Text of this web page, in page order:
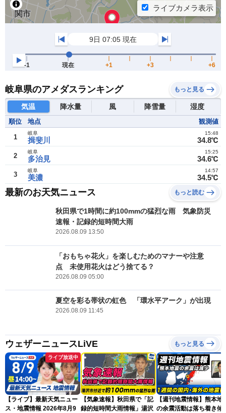
岐阜県のアメダスランキング もっと見る
気温 降水量 風 降雪量 湿度
順位 地点 観測値
1 揖斐川
岐阜
34.8℃
15:48
2 多治見
岐阜
34.6℃
15:25
3 美濃
岐阜
34.5℃
14:57
最新のお天気ニュース もっと読む
秋田県で1時間に約100mmの猛烈な雨 気象防災
速報・記録的短時間大雨
2026.08.09 13:50
「おもちゃ花火」を楽しむためのマナーや注意
点 未使用花火はどう捨てる？
2026.08.09 05:00
夏空を彩る帯状の虹色 「環水平アーク」が出現
2026.08.09 11:45
ウェザーニュースLiVE もっと見る
ライブ放送中
【ライブ】最新天気ニュー
ス・地震情報 2026年8月9
【気象速報】秋田県で「記
録的短時間大雨情報」湯沢
【週刊地震情報】熊本地
の余震活動は落ち着き傾